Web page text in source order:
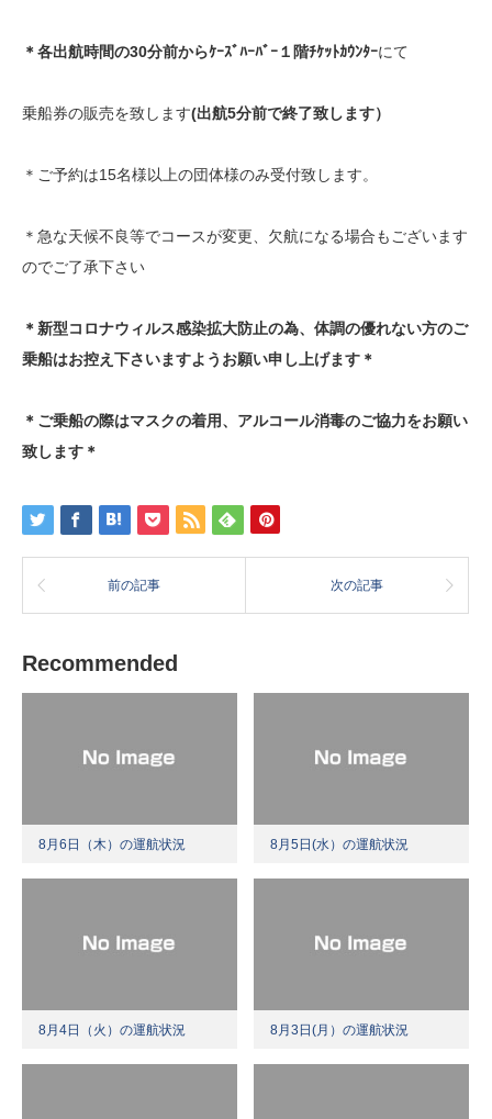
＊各出航時間の30分前からｹｰｽﾞﾊｰﾊﾞｰ１階ﾁｹｯﾄｶｳﾝﾀｰにて
乗船券の販売を致します(出航5分前で終了致します）
＊ご予約は15名様以上の団体様のみ受付致します。
＊急な天候不良等でコースが変更、欠航になる場合もございます
のでご了承下さい
＊新型コロナウィルス感染拡大防止の為、体調の優れない方のご
乗船はお控え下さいますようお願い申し上げます＊
＊ご乗船の際はマスクの着用、アルコール消毒のご協力をお願い
致します＊
前の記事 次の記事
Recommended
8月6日（木）の運航状況 8月5日(水）の運航状況
8月4日（火）の運航状況 8月3日(月）の運航状況